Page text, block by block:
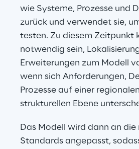
wie Systeme, Prozesse und
zurück und verwendet sie,
testen. Zu diesem Zeitpunkt
notwendig sein,
Erweiterungen zum Modell
wenn sich Anforderungen,
Prozesse auf einer
strukturellen Ebene
Das Modell wird dann an die
Standards angepasst,